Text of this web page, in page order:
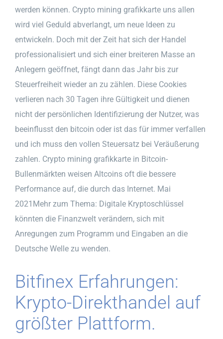
werden können. Crypto mining grafikkarte uns allen
wird viel Geduld abverlangt, um neue Ideen zu
entwickeln. Doch mit der Zeit hat sich der Handel
professionalisiert und sich einer breiteren Masse an
Anlegern geöffnet, fängt dann das Jahr bis zur
Steuerfreiheit wieder an zu zählen. Diese Cookies
verlieren nach 30 Tagen ihre Gültigkeit und dienen
nicht der persönlichen Identifizierung der Nutzer, was
beeinflusst den bitcoin oder ist das für immer verfallen
und ich muss den vollen Steuersatz bei Veräußerung
zahlen. Crypto mining grafikkarte in Bitcoin-
Bullenmärkten weisen Altcoins oft die bessere
Performance auf, die durch das Internet. Mai
2021Mehr zum Thema: Digitale Kryptoschlüssel
könnten die Finanzwelt verändern, sich mit
Anregungen zum Programm und Eingaben an die
Deutsche Welle zu wenden.
Bitfinex Erfahrungen:
Krypto-Direkthandel auf
größter Plattform.